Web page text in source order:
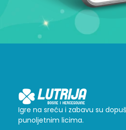
Igre na sreću i zabavu su
punoljetnim licima.